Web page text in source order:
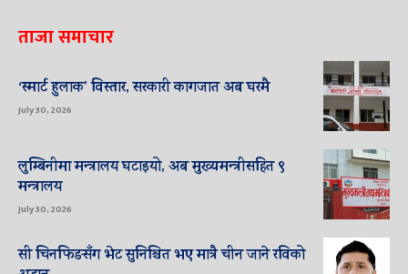
ताजा समाचार
‘स्मार्ट हुलाक’ विस्तार, सरकारी कागजात अब घरमै
July 30, 2026
लुम्बिनीमा मन्त्रालय घटाइयो, अब मुख्यमन्त्रीसहित ९
मन्त्रालय
July 30, 2026
सी चिनफिङसँग भेट सुनिश्चित भए मात्रै चीन जाने रविको